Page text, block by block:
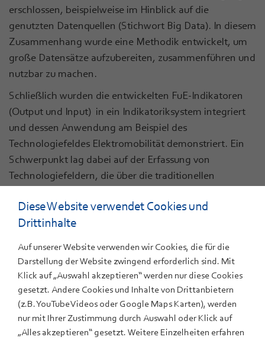
erschlossen, beispielweise im Hinblick auf die
genutzten Datenquellen (Stichwort Big Data). In diesem
Zusammenhang wurde eine Methodik entwickelt, um
große Datensätze aufzubereiten, zusammenführen und
nutzbar zu machen.
Schließlich wurden die entwickelten FuE-Indikatoren
(Output und Input) in ein Indikatoriksystem integriert
und dessen Anwendung am Beispiel des
Technologiefeldes Elektromobilität demonstriert. Ein
Schwerpunkt lag dabei auf der Erfassung von
Technologiefeldern, die über die traditionellen
ANSPRECHPARTNER
Dr. oec. Tobias Buchmann
+49 711 7870-329
E-Mail
Diese Website verwendet Cookies und
Drittinhalte
Auf unserer Website verwenden wir Cookies, die für die
Darstellung der Website zwingend erforderlich sind. Mit
Klick auf „Auswahl akzeptieren“ werden nur diese Cookies
gesetzt. Andere Cookies und Inhalte von Drittanbietern
(z.B. YouTube Videos oder Google Maps Karten), werden
nur mit Ihrer Zustimmung durch Auswahl oder Klick auf
„Alles akzeptieren“ gesetzt. Weitere Einzelheiten erfahren